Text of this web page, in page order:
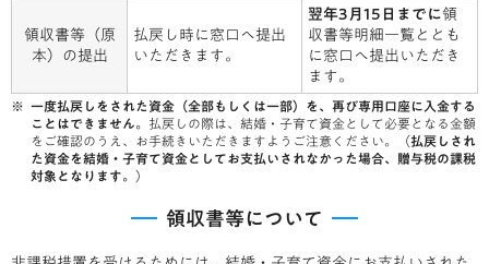
領収書等（原
本）の提出
払戻し時に窓口へ提出
いただきます。
翌年3月15日までに領
収書等明細一覧ととも
に窓口へ提出いただき
ます。
一度払戻しをされた資金（全部もしくは一部）を、再び専用口座に入金する
ことはできません。 払戻しの際は、結婚・子育て資金として必要となる金額
をご確認のうえ、お手続きいただきますようご注意ください。（払戻しされ
た資金を結婚・子育て資金としてお支払いされなかった場合、贈与税の課税
対象となります。 ）
領収書等について